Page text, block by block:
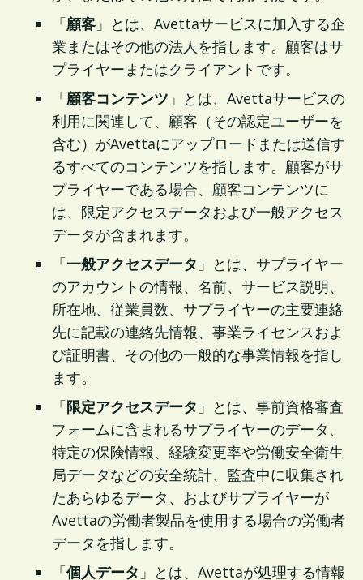
「顧客 」とは、Avettaサービスに加入する企
業またはその他の法人を指します。顧客はサ
プライヤーまたはクライアントです。
「顧客コンテンツ 」とは、Avettaサービスの
利用に関連して、顧客（その認定ユーザーを
含む）がAvettaにアップロードまたは送信す
るすべてのコンテンツを指します。顧客がサ
プライヤーである場合、顧客コンテンツに
は、限定アクセスデータおよび一般アクセス
データが含まれます。
「一般アクセスデータ 」とは、サプライヤー
のアカウントの情報、名前、サービス説明、
所在地、従業員数、サプライヤーの主要連絡
先に記載の連絡先情報、事業ライセンスおよ
び証明書、その他の一般的な事業情報を指し
ます。
「限定アクセスデータ 」とは、事前資格審査
フォームに含まれるサプライヤーのデータ、
特定の保険情報、経験変更率や労働安全衛生
局データなどの安全統計、監査中に収集され
たあらゆるデータ、およびサプライヤーが
Avettaの労働者製品を使用する場合の労働者
データを指します。
「個人データ 」とは、Avettaが処理する情報